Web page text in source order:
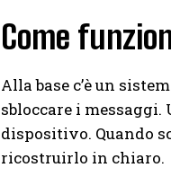
Come
Alla base c’è un
sbloccare i
dispositivo. Quando
ricostruirlo in chiaro.